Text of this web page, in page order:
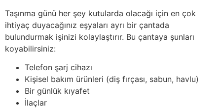
Taşınma günü her şey kutularda olacağı için en çok
ihtiyaç duyacağınız eşyaları ayrı bir çantada
bulundurmak işinizi kolaylaştırır. Bu çantaya şunları
koyabilirsiniz:
Telefon şarj cihazı
Kişisel bakım ürünleri (diş fırçası, sabun, havlu)
Bir günlük kıyafet
İlaçlar